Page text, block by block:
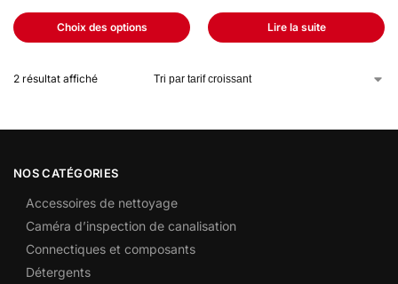
Choix des options Lire la suite
2 résultat affiché
NOS CATÉGORIES
Accessoires de nettoyage
Caméra d’inspection de canalisation
Connectiques et composants
Détergents